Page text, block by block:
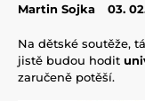
Martin Sojka 03.
Na dětské soutěže,
jistě budou hodit
zaručeně potěší.